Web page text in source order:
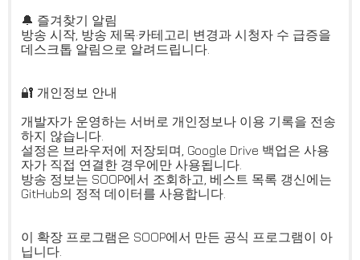
🔔 즐겨찾기 알림
방송 시작, 방송 제목·카테고리 변경과 시청자 수 급증을
데스크톱 알림으로 알려드립니다.
🔐 개인정보 안내
개발자가 운영하는 서버로 개인정보나 이용 기록을 전송
하지 않습니다.
설정은 브라우저에 저장되며, Google Drive 백업은 사용
자가 직접 연결한 경우에만 사용됩니다.
방송 정보는 SOOP에서 조회하고, 베스트 목록 갱신에는
GitHub의 정적 데이터를 사용합니다.
이 확장 프로그램은 SOOP에서 만든 공식 프로그램이 아
닙니다.